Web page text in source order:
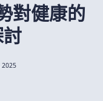
對健康的
2025